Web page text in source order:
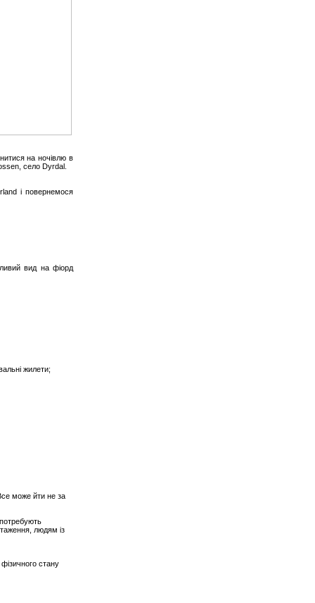
на ночівлю в
село Dyrdal.
і повернемося
вид на фіорд
жилети;
може йти не за
людям із
стану